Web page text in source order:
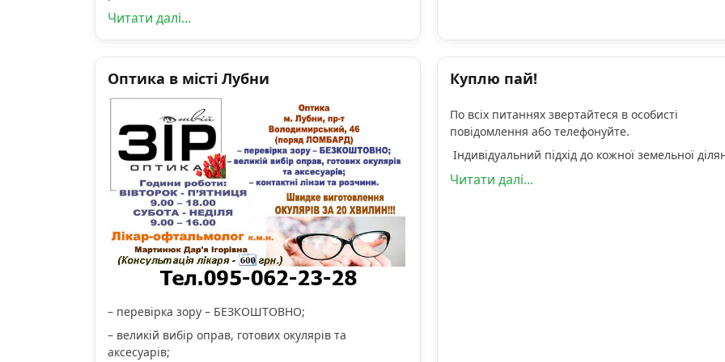
Читати далі...
Оптика в місті Лубни
– перевірка зору – БЕЗКОШТОВНО;
– великій вибір оправ, готових окулярів та
аксесуарів;
Куплю пай!
По всіх питаннях звертайтеся в особисті
повідомлення або телефонуйте.
Індивідуальний підхід до кожної земельної
Читати далі...